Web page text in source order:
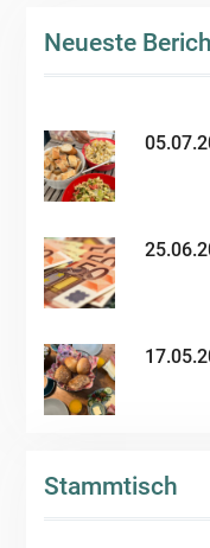
Neueste
Stammtisch